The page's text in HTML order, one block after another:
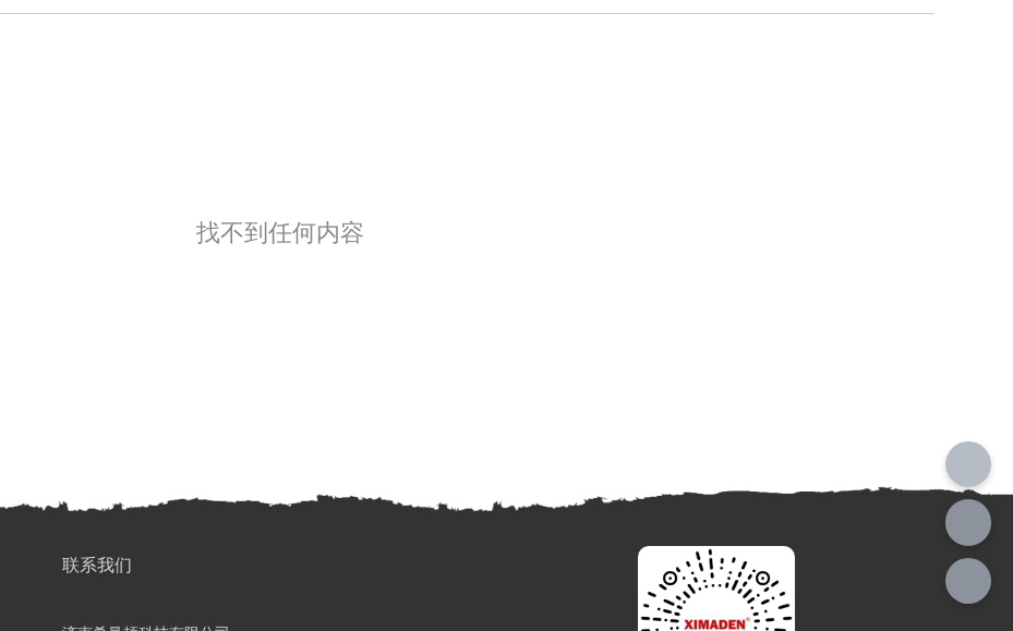
找不到任何内容
联系我们